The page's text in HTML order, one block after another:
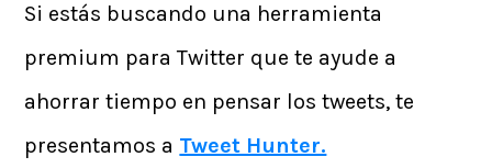
Si estás buscando una herramienta
premium para Twitter que te ayude a
ahorrar tiempo en pensar los tweets, te
presentamos a Tweet Hunter.